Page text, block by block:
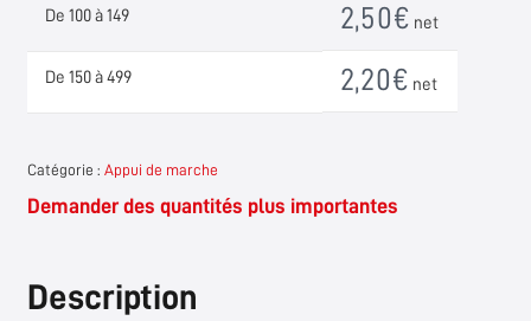
De 100 à 149 2,50€ net
De 150 à 499 2,20€ net
Catégorie : Appui de marche
Demander des quantités plus importantes
Description